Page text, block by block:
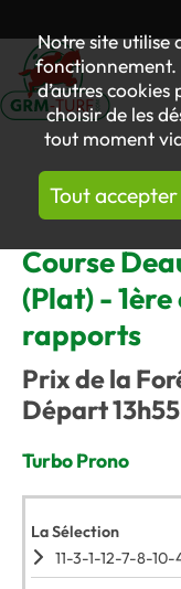
Notre site utilise
fonctionnement.
d’autres
choisir de les
tout moment
Tout accepter
Course
(Plat) -
rapports
Prix de la
Départ 13h55
Turbo Prono
La Sélection
11-3-1-12-7-8-10-